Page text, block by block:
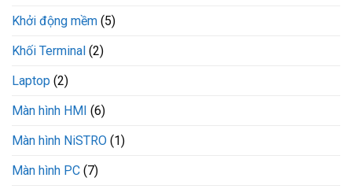
Khởi động mềm (5)
Khối Terminal (2)
Laptop (2)
Màn hình HMI (6)
Màn hình NiSTRO (1)
Màn hình PC (7)